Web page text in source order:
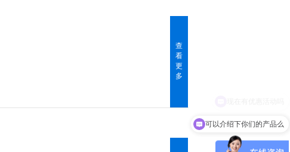
查
看
更
多
可以介绍下你们的产品么